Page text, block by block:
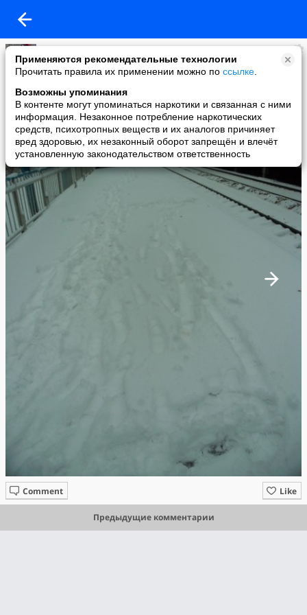
Применяются рекомендательные технологии
Прочитать правила их применении можно по ссылке
Возможны упоминания
В контенте могут упоминаться наркотики и связанная с ними
информация. Незаконное потребление наркотических
средств, психотропных веществ и их аналогов причиняет
вред здоровью, их незаконный оборот запрещён и влечёт
установленную законодательством ответственность
Вера Васильева
added a photo
18 Nov в 22:42
Like
Comment
Предыдущие комментарии